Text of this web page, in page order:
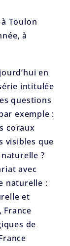
Toulon
à
en
intitulée
questions
exemple :
coraux
visibles que
?
avec
naturelle :
et
France
de